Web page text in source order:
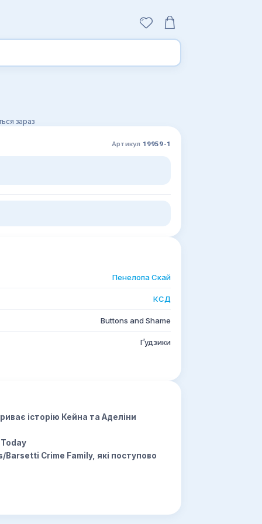
зараз
Артикул 19959-1
Пенелопа Скай
КСД
Buttons and Shame
Ґудзики
історію Кейна та Аделіни
Today
Crime Family, які поступово
спокій і злагода. І так триває, аж